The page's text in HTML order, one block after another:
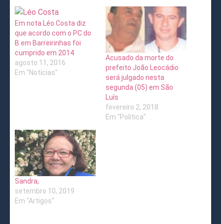
Em nota Léo Costa diz
que acordo com o PC do
B em Barreirinhas foi
cumprido em 2014
agosto 11, 2016
Em "Notícias"
Acusado da morte do
prefeito João Leocádio
será julgado nesta
segunda (05) em São
Luís
fevereiro 2, 2018
Em "Política"
Sandra,
setembro 10, 2019
Em "Artigos"